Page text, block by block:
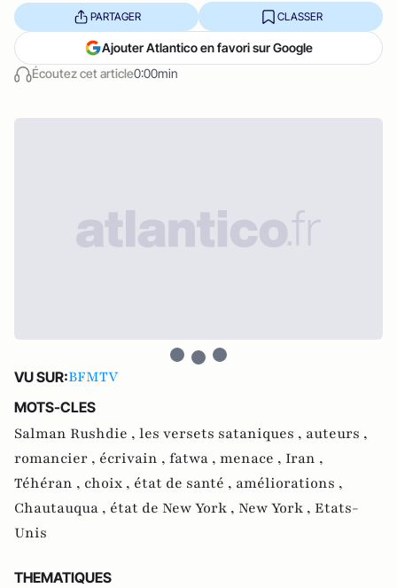
Écoutez cet article0:00min
PARTAGER CLASSER
Ajouter Atlantico en favori sur Google
VU SUR:BFMTV
MOTS-CLES
Salman Rushdie , les versets sataniques , auteurs ,
romancier , écrivain , fatwa , menace , Iran ,
Téhéran , choix , état de santé , améliorations ,
Chautauqua , état de New York , New York , Etats-
Unis
THEMATIQUES